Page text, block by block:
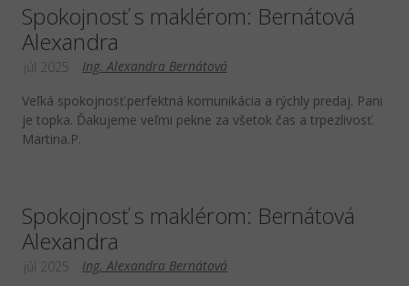
Spokojnosť s maklérom: Bernátová
Alexandra
Ing. Alexandra Bernátová
júl 2025
Veľká spokojnosť.perfektná komunikácia a rýchly predaj. Pani
je topka. Ďakujeme veľmi pekne za všetok čas a trpezlivosť.
Martina.P.
Spokojnosť s maklérom: Bernátová
Alexandra
Ing. Alexandra Bernátová
júl 2025